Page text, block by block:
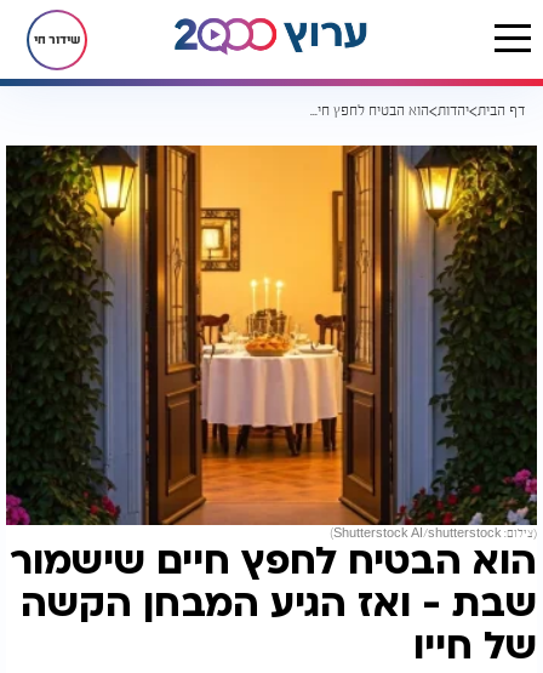
שידור חי
דף הבית יהדות הוא הבטיח לחפץ חיים שישמור שבת - ואז הגיע המבחן הקשה של חייו
(צילום: Shutterstock AI/shutterstock)
הוא הבטיח לחפץ חיים שישמור
שבת - ואז הגיע המבחן הקשה
של חייו